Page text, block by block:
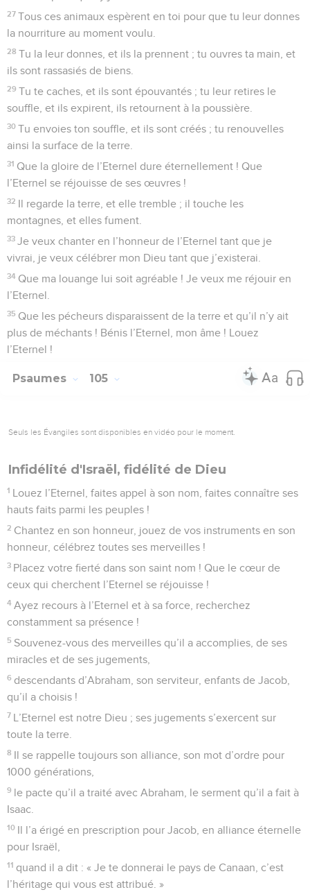
27 Tous ces animaux espèrent en toi pour que tu leur donnes
la nourriture au moment voulu.
28 Tu la leur donnes, et ils la prennent ; tu ouvres ta main, et
ils sont rassasiés de biens.
29 Tu te caches, et ils sont épouvantés ; tu leur retires le
souffle, et ils expirent, ils retournent à la poussière.
30 Tu envoies ton souffle, et ils sont créés ; tu renouvelles
ainsi la surface de la terre.
31 Que la gloire de l’Eternel dure éternellement ! Que
l’Eternel se réjouisse de ses œuvres !
32 Il regarde la terre, et elle tremble ; il touche les
montagnes, et elles fument.
33 Je veux chanter en l’honneur de l’Eternel tant que je
vivrai, je veux célébrer mon Dieu tant que j’existerai.
34 Que ma louange lui soit agréable ! Je veux me réjouir en
l’Eternel.
35 Que les pécheurs disparaissent de la terre et qu’il n’y ait
plus de méchants ! Bénis l’Eternel, mon âme ! Louez
l’Eternel !
Psaumes 105
Seuls les Évangiles sont disponibles en vidéo pour le moment.
Infidélité d'Israël, fidélité de Dieu
1 Louez l’Eternel, faites appel à son nom, faites connaître ses
hauts faits parmi les peuples !
2 Chantez en son honneur, jouez de vos instruments en son
honneur, célébrez toutes ses merveilles !
3 Placez votre fierté dans son saint nom ! Que le cœur de
ceux qui cherchent l’Eternel se réjouisse !
4 Ayez recours à l’Eternel et à sa force, recherchez
constamment sa présence !
5 Souvenez-vous des merveilles qu’il a accomplies, de ses
miracles et de ses jugements,
6 descendants d’Abraham, son serviteur, enfants de Jacob,
qu’il a choisis !
7 L’Eternel est notre Dieu ; ses jugements s’exercent sur
toute la terre.
8 Il se rappelle toujours son alliance, son mot d’ordre pour
1000 générations,
9 le pacte qu’il a traité avec Abraham, le serment qu’il a fait à
Isaac.
10 Il l’a érigé en prescription pour Jacob, en alliance éternelle
pour Israël,
11 quand il a dit : « Je te donnerai le pays de Canaan, c’est
l’héritage qui vous est attribué. »